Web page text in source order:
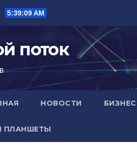
5:39:10 AM
поток
НОВОСТИ
ПЛАНШЕТЫ